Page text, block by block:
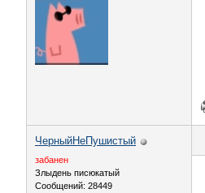
ЧерныйНеПушистый
забанен
Злыдень писюкатый
Сообщений: 28449